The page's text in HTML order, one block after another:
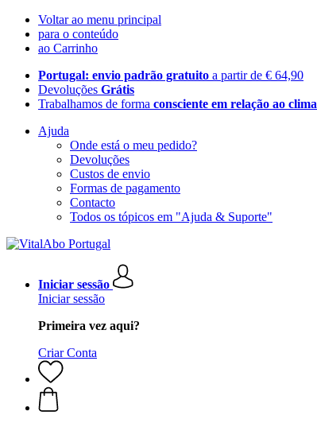
Voltar ao menu principal
para o conteúdo
ao Carrinho
Portugal: envio padrão gratuito a partir de € 64,90
Devoluções Grátis
Trabalhamos de forma consciente em relação ao clima
Ajuda
Onde está o meu pedido?
Devoluções
Custos de envio
Formas de pagamento
Contacto
Todos os tópicos em "Ajuda & Suporte"
Iniciar sessão
Iniciar sessão
Primeira vez aqui?
Criar Conta